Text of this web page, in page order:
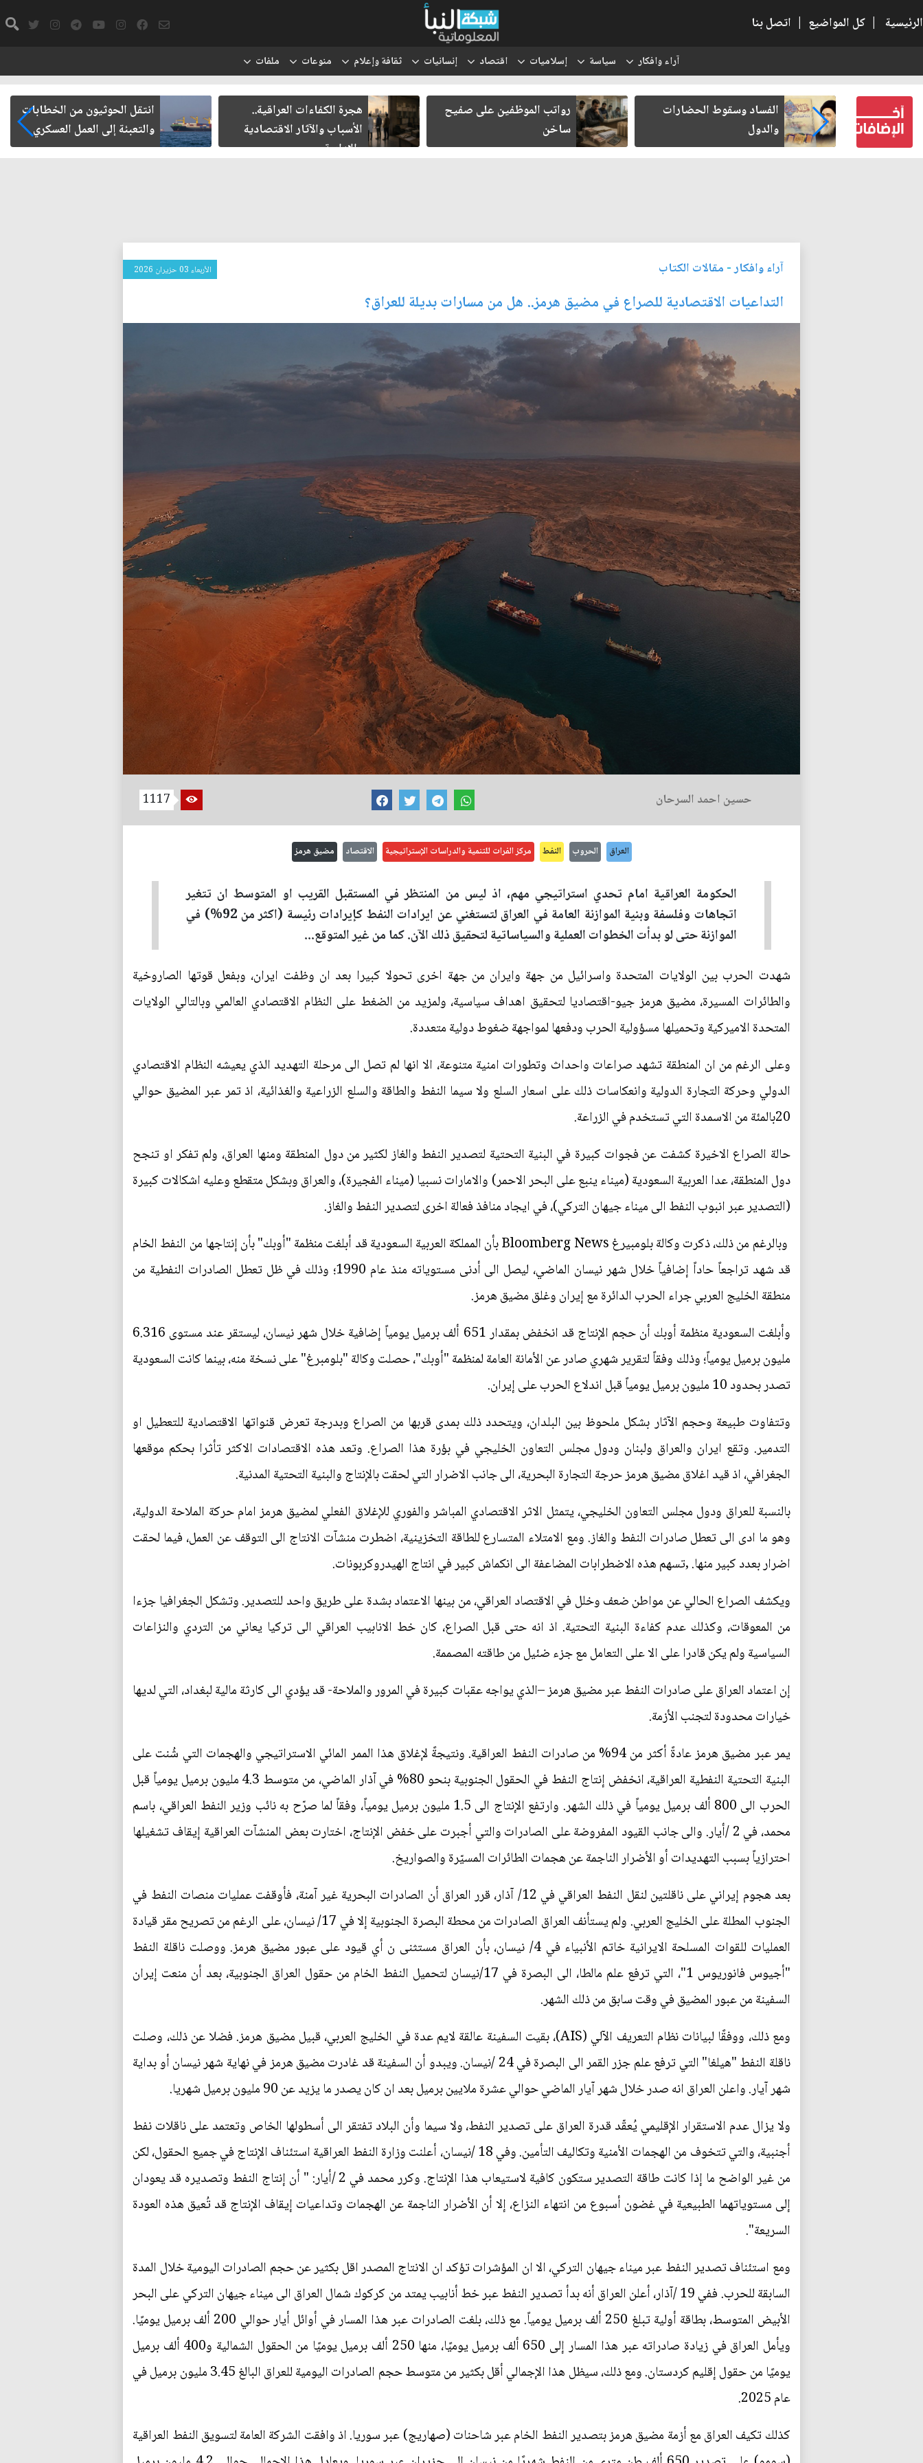
الرئيسية | كل المواضيع | اتصل بنا
آراء وافكار سياسة إسلاميات اقتصاد إنسانيات ثقافة وإعلام منوعات ملفات
كتب لنفسه
الفساد وسقوط الحضارات
والدول
رواتب الموظفين على صفيح
ساخن
هجرة الكفاءات العراقية..
الأسباب والآثار الاقتصادية
والإدارية
انتقل الحوثيون من الخطابات
والتعبئة إلى العمل العسكري
آراء وافكار- مقالات الكتاب الأربعاء 03 حزيران 2026
التداعيات الاقتصادية للصراع في مضيق هرمز.. هل من مسارات بديلة للعراق؟
حسين احمد السرحان 1117
العراق الحروب النفط مركز الفرات للتنمية والدراسات الإستراتيجية الاقتصاد مضيق هرمز
الحكومة العراقية امام تحدي استراتيجي مهم، اذ ليس من المنتظر في المستقبل القريب او المتوسط ان تتغير
اتجاهات وفلسفة وبنية الموازنة العامة في العراق لتستغني عن ايرادات النفط كإيرادات رئيسة (اكثر من 92%) في
الموازنة حتى لو بدأت الخطوات العملية والسياساتية لتحقيق ذلك الآن. كما من غير المتوقع...
شهدت الحرب بين الولايات المتحدة واسرائيل من جهة وايران من جهة اخرى تحولا كبيرا بعد ان وظفت ايران، وبفعل قوتها الصاروخية
والطائرات المسيرة، مضيق هرمز جيو-اقتصاديا لتحقيق اهداف سياسية، ولمزيد من الضغط على النظام الاقتصادي العالمي وبالتالي الولايات
المتحدة الاميركية وتحميلها مسؤولية الحرب ودفعها لمواجهة ضغوط دولية متعددة.
وعلى الرغم من ان المنطقة تشهد صراعات واحداث وتطورات امنية متنوعة، الا انها لم تصل الى مرحلة التهديد الذي يعيشه النظام الاقتصادي
الدولي وحركة التجارة الدولية وانعكاسات ذلك على اسعار السلع ولا سيما النفط والطاقة والسلع الزراعية والغذائية، اذ تمر عبر المضيق حوالي
20بالمئة من الاسمدة التي تستخدم في الزراعة.
حالة الصراع الاخيرة كشفت عن فجوات كبيرة في البنية التحتية لتصدير النفط والغاز لكثير من دول المنطقة ومنها العراق، ولم تفكر او تنجح
دول المنطقة، عدا العربية السعودية (ميناء ينبع على البحر الاحمر) والامارات نسبيا (ميناء الفجيرة)، والعراق وبشكل متقطع وعليه اشكالات كبيرة
(التصدير عبر انبوب النفط الى ميناء جيهان التركي)، في ايجاد منافذ فعالة اخرى لتصدير النفط والغاز.
وبالرغم من ذلك، ذكرت وكالة بلومبيرغ Bloomberg News بأن المملكة العربية السعودية قد أبلغت منظمة "أوبك" بأن إنتاجها من النفط الخام
قد شهد تراجعاً حاداً إضافياً خلال شهر نيسان الماضي، ليصل الى أدنى مستوياته منذ عام 1990؛ وذلك في ظل تعطل الصادرات النفطية من
منطقة الخليج العربي جراء الحرب الدائرة مع إيران وغلق مضيق هرمز.
وأبلغت السعودية منظمة أوبك أن حجم الإنتاج قد انخفض بمقدار 651 ألف برميل يومياً إضافية خلال شهر نيسان، ليستقر عند مستوى 6.316
مليون برميل يومياً؛ وذلك وفقاً لتقرير شهري صادر عن الأمانة العامة لمنظمة "أوبك"، حصلت وكالة "بلومبرغ" على نسخة منه، بينما كانت السعودية
تصدر بحدود 10 مليون برميل يومياً قبل اندلاع الحرب على إيران.
وتتفاوت طبيعة وحجم الآثار بشكل ملحوظ بين البلدان، ويتحدد ذلك بمدى قربها من الصراع وبدرجة تعرض قنواتها الاقتصادية للتعطيل او
التدمير. وتقع ايران والعراق ولبنان ودول مجلس التعاون الخليجي في بؤرة هذا الصراع. وتعد هذه الاقتصادات الاكثر تأثرا بحكم موقعها
الجغرافي، اذ قيد اغلاق مضيق هرمز حرجة التجارة البحرية، الى جانب الاضرار التي لحقت بالإنتاج والبنية التحتية المدنية.
بالنسبة للعراق ودول مجلس التعاون الخليجي، يتمثل الاثر الاقتصادي المباشر والفوري للإغلاق الفعلي لمضيق هرمز امام حركة الملاحة الدولية،
وهو ما ادى الى تعطل صادرات النفط والغاز. ومع الامتلاء المتسارع للطاقة التخزينية، اضطرت منشآت الانتاج الى التوقف عن العمل، فيما لحقت
اضرار بعدد كبير منها. ,تسهم هذه الاضطرابات المضاعفة الى انكماش كبير في انتاج الهيدروكربونات.
ويكشف الصراع الحالي عن مواطن ضعف وخلل في الاقتصاد العراقي، من بينها الاعتماد بشدة على طريق واحد للتصدير. وتشكل الجغرافيا جزءا
من المعوقات، وكذلك عدم كفاءة البنية التحتية. اذ انه حتى قبل الصراع، كان خط الانابيب العراقي الى تركيا يعاني من التردي والنزاعات
السياسية ولم يكن قادرا على الا على التعامل مع جزء ضئيل من طاقته المصممة.
إن اعتماد العراق على صادرات النفط عبر مضيق هرمز –الذي يواجه عقبات كبيرة في المرور والملاحة- قد يؤدي الى كارثة مالية لبغداد، التي لديها
خيارات محدودة لتجنب الأزمة.
يمر عبر مضيق هرمز عادةً أكثر من 94% من صادرات النفط العراقية. ونتيجةً لإغلاق هذا الممر المائي الاستراتيجي والهجمات التي شُنت على
البنية التحتية النفطية العراقية، انخفض إنتاج النفط في الحقول الجنوبية بنحو 80% في آذار الماضي، من متوسط 4.3 مليون برميل يومياً قبل
الحرب الى 800 ألف برميل يومياً في ذلك الشهر. وارتفع الإنتاج الى 1.5 مليون برميل يومياً، وفقاً لما صرّح به نائب وزير النفط العراقي، باسم
محمد، في 2 /أيار. والى جانب القيود المفروضة على الصادرات والتي أجبرت على خفض الإنتاج، اختارت بعض المنشآت العراقية إيقاف تشغيلها
احترازياً بسبب التهديدات أو الأضرار الناجمة عن هجمات الطائرات المسيّرة والصواريخ.
بعد هجوم إيراني على ناقلتين لنقل النفط العراقي في 12/ آذار، قرر العراق أن الصادرات البحرية غير آمنة، فأوقفت عمليات منصات النفط في
الجنوب المطلة على الخليج العربي. ولم يستأنف العراق الصادرات من محطة البصرة الجنوبية إلا في 17/ نيسان، على الرغم من تصريح مقر قيادة
العمليات للقوات المسلحة الايرانية خاتم الأنبياء في 4/ نيسان، بأن العراق مستثنى ن أي قيود على عبور مضيق هرمز. ووصلت ناقلة النفط
"أجيوس فانوريوس 1"، التي ترفع علم مالطا، الى البصرة في 17/نيسان لتحميل النفط الخام من حقول العراق الجنوبية، بعد أن منعت إيران
السفينة من عبور المضيق في وقت سابق من ذلك الشهر.
ومع ذلك، ووفقًا لبيانات نظام التعريف الآلي (AIS)، بقيت السفينة عالقة لايم عدة في الخليج العربي، قبيل مضيق هرمز. فضلا عن ذلك، وصلت
ناقلة النفط "هيلغا" التي ترفع علم جزر القمر الى البصرة في 24 /نيسان. ويبدو أن السفينة قد غادرت مضيق هرمز في نهاية شهر نيسان أو بداية
شهر آيار. واعلن العراق انه صدر خلال شهر آيار الماضي حوالي عشرة ملايين برميل بعد ان كان يصدر ما يزيد عن 90 مليون برميل شهريا.
ولا يزال عدم الاستقرار الإقليمي يُعقّد قدرة العراق على تصدير النفط، ولا سيما وأن البلاد تفتقر الى أسطولها الخاص وتعتمد على ناقلات نفط
أجنبية، والتي تتخوف من الهجمات الأمنية وتكاليف التأمين. وفي 18 /نيسان، أعلنت وزارة النفط العراقية استئناف الإنتاج في جميع الحقول، لكن
من غير الواضح ما إذا كانت طاقة التصدير ستكون كافية لاستيعاب هذا الإنتاج. وكرر محمد في 2 /أيار: " أن إنتاج النفط وتصديره قد يعودان
إلى مستوياتهما الطبيعية في غضون أسبوع من انتهاء النزاع، إلا أن الأضرار الناجمة عن الهجمات وتداعيات إيقاف الإنتاج قد تُعيق هذه العودة
السريعة".
ومع استئناف تصدير النفط عبر ميناء جيهان التركي، الا ان المؤشرات تؤكد ان الانتاج المصدر اقل بكثير عن حجم الصادرات اليومية خلال المدة
السابقة للحرب. ففي 19 /آذار، أعلن العراق أنه بدأ تصدير النفط عبر خط أنابيب يمتد من كركوك شمال العراق الى ميناء جيهان التركي على البحر
الأبيض المتوسط، بطاقة أولية تبلغ 250 ألف برميل يومياً. مع ذلك، بلغت الصادرات عبر هذا المسار في أوائل أيار حوالي 200 ألف برميل يوميًا.
ويأمل العراق في زيادة صادراته عبر هذا المسار إلى 650 ألف برميل يوميًا، منها 250 ألف برميل يوميًا من الحقول الشمالية و400 ألف برميل
يوميًا من حقول إقليم كردستان. ومع ذلك، سيظل هذا الإجمالي أقل بكثير من متوسط حجم الصادرات اليومية للعراق البالغ 3.45 مليون برميل في
عام 2025.
كذلك تكيف العراق مع أزمة مضيق هرمز بتصدير النفط الخام عبر شاحنات (صهاريج) عبر سوريا. اذ وافقت الشركة العامة لتسويق النفط العراقية